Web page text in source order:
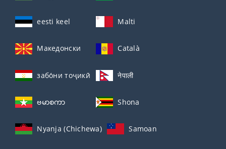
eesti keel Malti
Македонски Català
забо́ни тоҷикӣ́ नेपाली
ဗမာစကာ Shona
Nyanja (Chichewa) Samoan